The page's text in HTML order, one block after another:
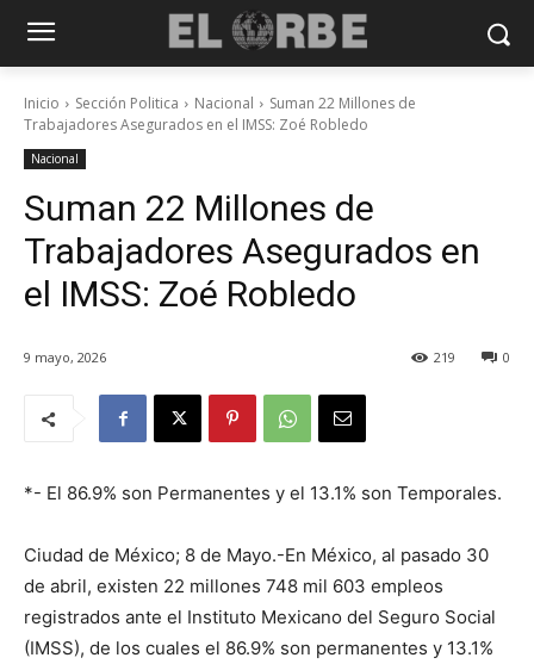
Inicio Sección Politica Nacional
Suman 22 Millones de
Trabajadores Asegurados en el IMSS: Zoé Robledo
Nacional
Suman 22 Millones de
Trabajadores Asegurados en
el IMSS: Zoé Robledo
9 mayo, 2026 0
219
*- El 86.9% son Permanentes y el 13.1% son Temporales.
Ciudad de México; 8 de Mayo.-En México, al pasado 30
de abril, existen 22 millones 748 mil 603 empleos
registrados ante el Instituto Mexicano del Seguro Social
(IMSS), de los cuales el 86.9% son permanentes y 13.1%